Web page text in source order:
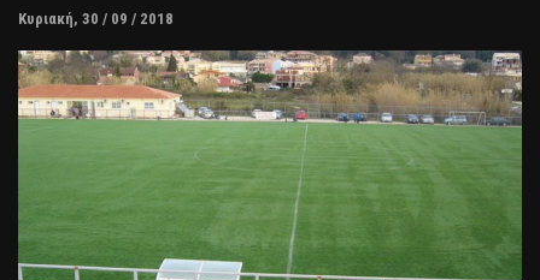
Κυριακή, 30 / 09 / 2018